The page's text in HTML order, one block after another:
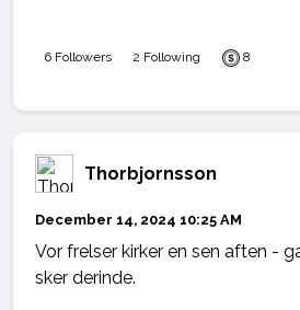
6 Followers 2 Following 8
Thorbjornsson
December 14, 2024 10:25 AM
Vor frelser kirker en sen aften -
sker derinde.